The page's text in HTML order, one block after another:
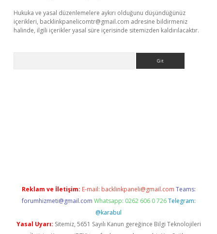
Hukuka ve yasal düzenlemelere aykırı olduğunu düşündüğünüz
içerikleri, backlinkpanelicomtr@gmail.com adresine bildirmeniz
halinde, ilgili içerikler yasal süre içerisinde sitemizden kaldırılacaktır.
Reklam ve İletişim: E-mail: backlinkpaneli@gmail.com Teams:
forumhizmeti@gmail.com Whatsapp: 0262 606 0 726 Telegram:
@karabul
Yasal Uyarı: Sitemiz, 5651 Sayılı Kanun gereğince Bilgi Teknolojileri